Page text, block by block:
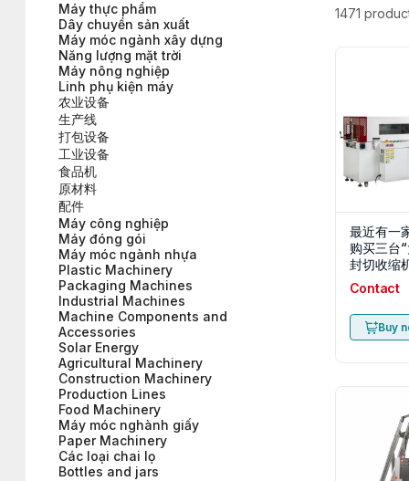
Máy thực phẩm
Dây chuyền sản xuất
Máy móc ngành xây dựng
Năng lượng mặt trời
Máy nông nghiệp
Linh phụ kiện máy
农业设备
生产线
打包设备
工业设备
食品机
原材料
配件
Máy công nghiệp
Máy đóng gói
Máy móc ngành nhựa
Plastic Machinery
Packaging Machines
Industrial Machines
Machine Components and
Accessories
Solar Energy
Agricultural Machinery
Construction Machinery
Production Lines
Food Machinery
Máy móc nghành giấy
Paper Machinery
Các loại chai lọ
Bottles and jars
1471
最近有一
购买三台
封切收缩
装机边封
联系
Contact
Buy